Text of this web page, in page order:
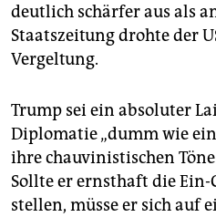
deutlich schärfer aus als
Staatszeitung drohte der
Vergeltung.
Trump sei ein absoluter
Diplomatie „dumm wie
ihre chauvinistischen
Sollte er ernsthaft die
stellen, müsse er sich auf